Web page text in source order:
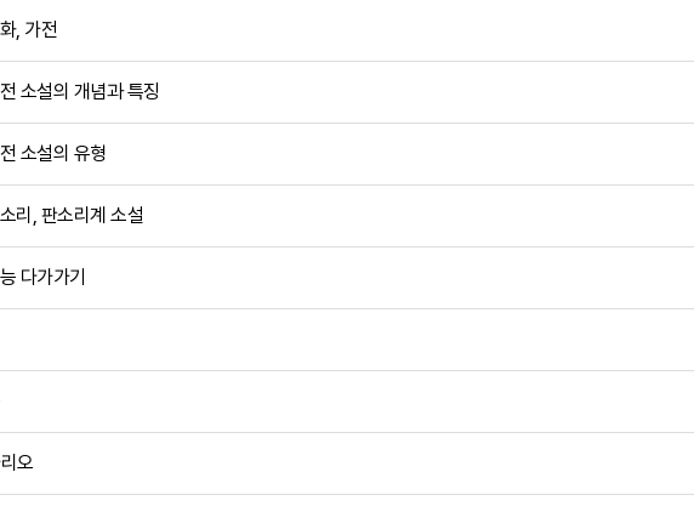
, 가전
소설의 개념과 특징
소설의 유형
리, 판소리계 소설
다가가기
오